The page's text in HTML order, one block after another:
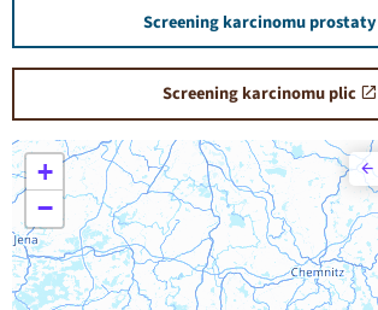
Screening karcinomu prostaty
Screening karcinomu plic
+
−